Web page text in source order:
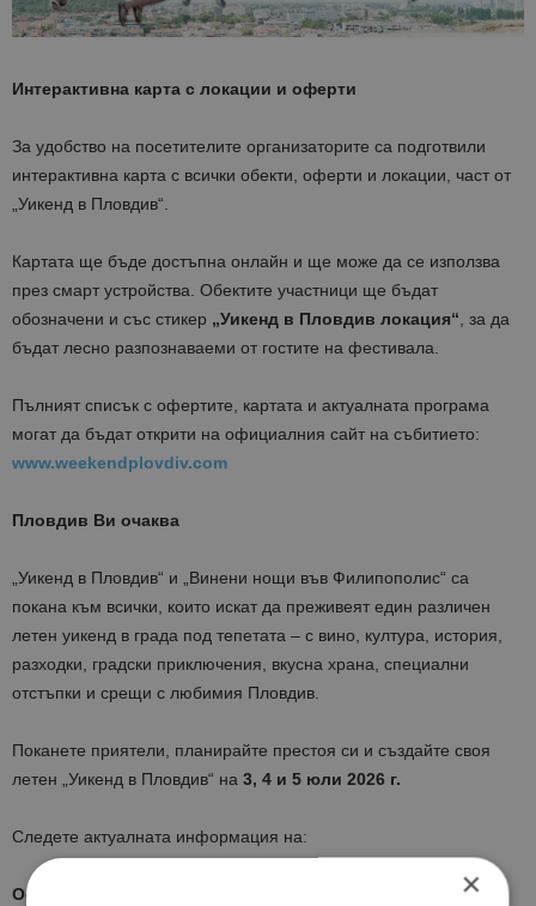
Интерактивна карта с локации и оферти
За удобство на посетителите организаторите са подготвили
интерактивна карта с всички обекти, оферти и локации, част от
„Уикенд в Пловдив“.
Картата ще бъде достъпна онлайн и ще може да се използва
през смарт устройства. Обектите участници ще бъдат
обозначени и със стикер „Уикенд в Пловдив локация“, за да
бъдат лесно разпознаваеми от гостите на фестивала.
Пълният списък с офертите, картата и актуалната програма
могат да бъдат открити на официалния сайт на събитието:
www.weekendplovdiv.com
Пловдив Ви очаква
„Уикенд в Пловдив“ и „Винени нощи във Филипополис“ са
покана към всички, които искат да преживеят един различен
летен уикенд в града под тепетата – с вино, култура, история,
разходки, градски приключения, вкусна храна, специални
отстъпки и срещи с любимия Пловдив.
Поканете приятели, планирайте престоя си и създайте своя
летен „Уикенд в Пловдив“ на 3, 4 и 5 юли 2026 г.
Следете актуалната информация на:
Официален сайт: ×